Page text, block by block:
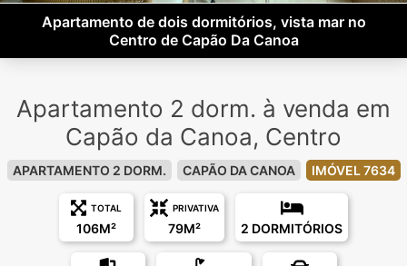
Apartamento de dois dormitórios, vista mar no
Centro de Capão Da Canoa
Apartamento 2 dorm. à venda em
Capão da Canoa, Centro
APARTAMENTO 2 DORM. CAPÃO DA CANOA IMÓVEL 7634
TOTAL
106M²
PRIVATIVA
79M² 2 DORMITÓRIOS